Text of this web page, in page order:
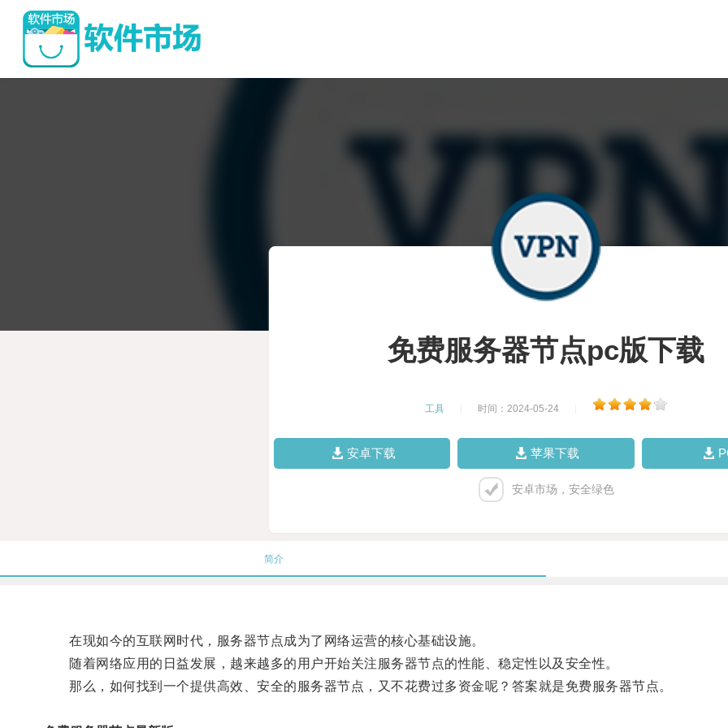
免费服务器节点pc版下载
工具 时间：2024-05-24
安卓下载 苹果下载
安卓市场，安全绿色
简介
在现如今的互联网时代，服务器节点成为了网络运营的核心基础设施。
随着网络应用的日益发展，越来越多的用户开始关注服务器节点的性能、稳定性以及安全性。
那么，如何找到一个提供高效、安全的服务器节点，又不花费过多资金呢？答案就是免费服务器节点。